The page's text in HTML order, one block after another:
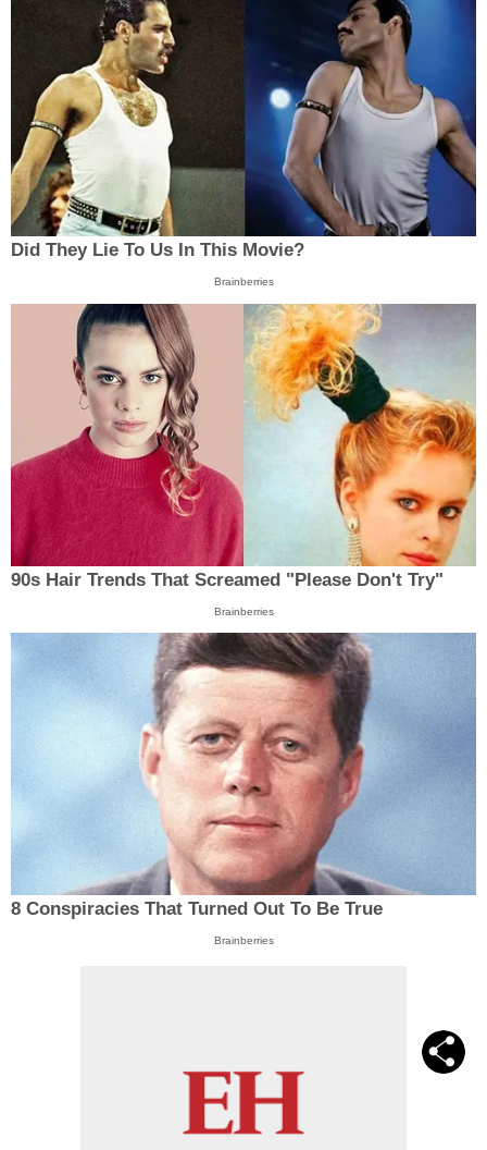
Did They Lie To Us In This Movie?
Brainberries
90s Hair Trends That Screamed "Please Don't Try"
Brainberries
8 Conspiracies That Turned Out To Be True
Brainberries